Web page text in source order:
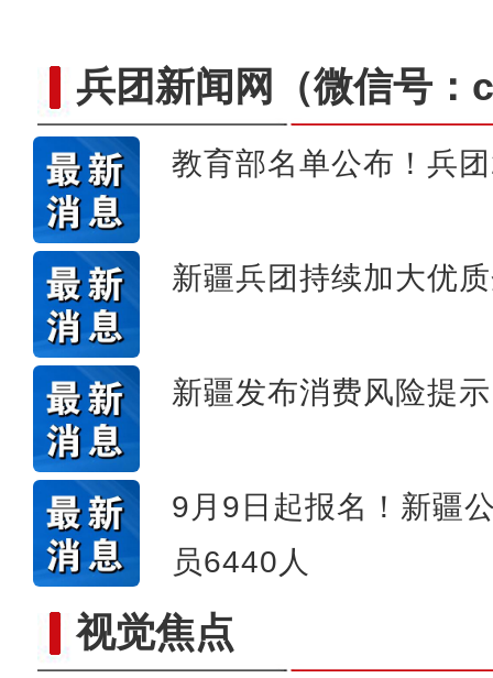
兵团新闻网 （微信号
教育部名单公布！兵
新疆兵团持续加大优
新疆发布消费风险提
9月9日起报名！新疆
员6440人
视觉焦点